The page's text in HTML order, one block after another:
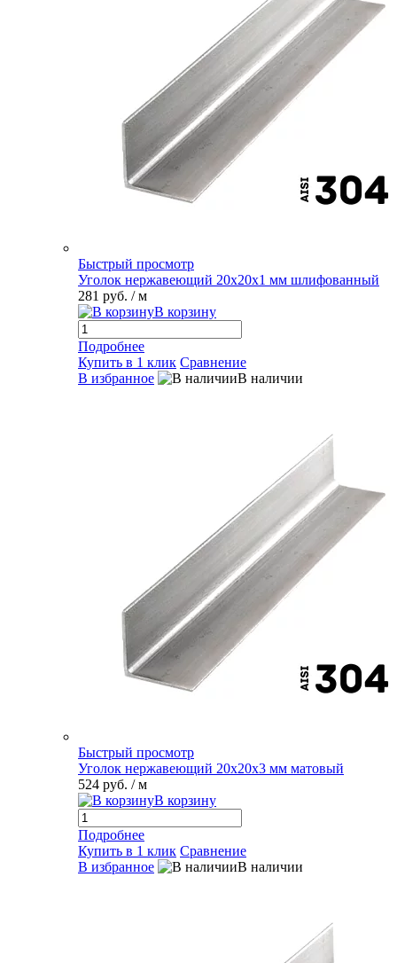
Быстрый просмотр
Уголок нержавеющий 20х20х1 мм шлифованный
281 руб. / м
В корзину
Подробнее
Купить в 1 клик Сравнение
В избранное
В наличии
Быстрый просмотр
Уголок нержавеющий 20х20х3 мм матовый
524 руб. / м
В корзину
Подробнее
Купить в 1 клик Сравнение
В избранное
В наличии